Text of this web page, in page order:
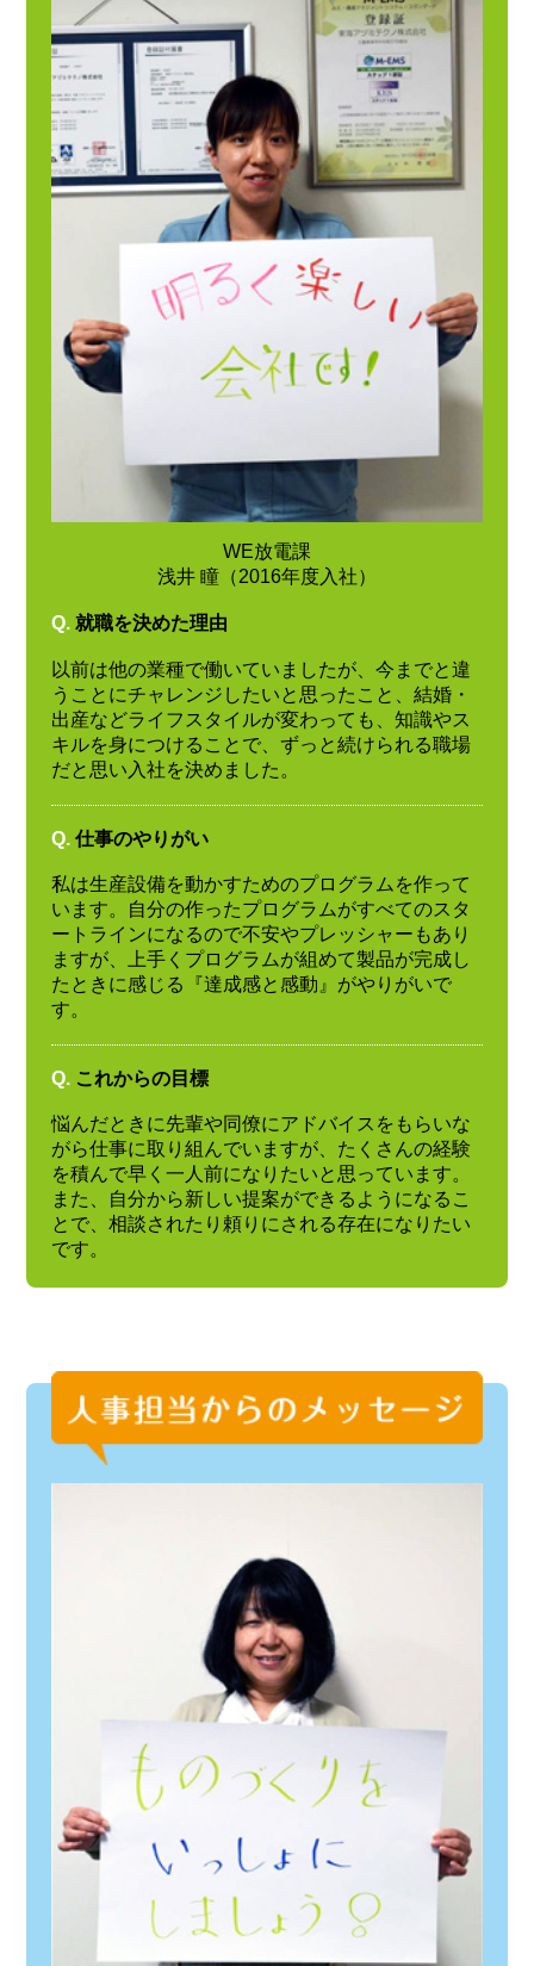
WE放電課
浅井 瞳（2016年度入社）
Q. 就職を決めた理由
以前は他の業種で働いていましたが、今までと違
うことにチャレンジしたいと思ったこと、結婚・
出産などライフスタイルが変わっても、知識やス
キルを身につけることで、ずっと続けられる職場
だと思い入社を決めました。
Q. 仕事のやりがい
私は生産設備を動かすためのプログラムを作って
います。自分の作ったプログラムがすべてのスタ
ートラインになるので不安やプレッシャーもあり
ますが、上手くプログラムが組めて製品が完成し
たときに感じる『達成感と感動』がやりがいで
す。
Q. これからの目標
悩んだときに先輩や同僚にアドバイスをもらいな
がら仕事に取り組んでいますが、たくさんの経験
を積んで早く一人前になりたいと思っています。
また、自分から新しい提案ができるようになるこ
とで、相談されたり頼りにされる存在になりたい
です。